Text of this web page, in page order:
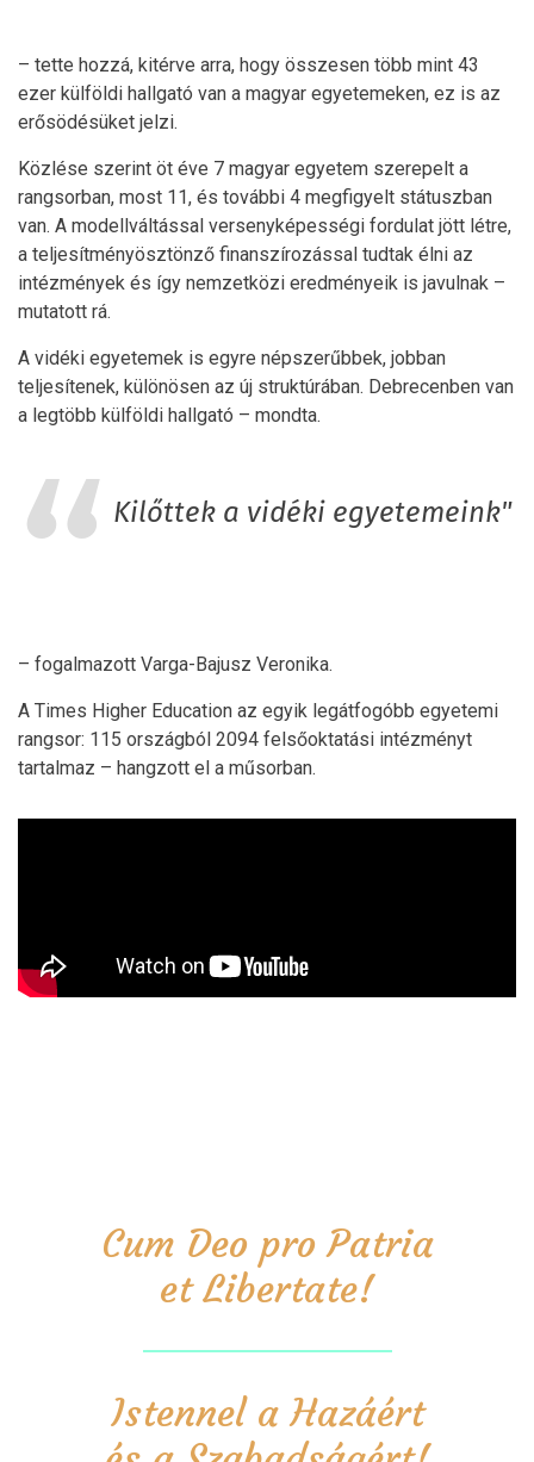
– tette hozzá, kitérve arra, hogy összesen több mint 43
ezer külföldi hallgató van a magyar egyetemeken, ez is az
erősödésüket jelzi.
Közlése szerint öt éve 7 magyar egyetem szerepelt a
rangsorban, most 11, és további 4 megfigyelt státuszban
van. A modellváltással versenyképességi fordulat jött létre,
a teljesítményösztönző finanszírozással tudtak élni az
intézmények és így nemzetközi eredményeik is javulnak –
mutatott rá.
A vidéki egyetemek is egyre népszerűbbek, jobban
teljesítenek, különösen az új struktúrában. Debrecenben van
a legtöbb külföldi hallgató – mondta.
Kilőttek a vidéki egyetemeink"
– fogalmazott Varga-Bajusz Veronika.
A Times Higher Education az egyik legátfogóbb egyetemi
rangsor: 115 országból 2094 felsőoktatási intézményt
tartalmaz – hangzott el a műsorban.
Cum Deo pro Patria
et Libertate!
Istennel a Hazáért